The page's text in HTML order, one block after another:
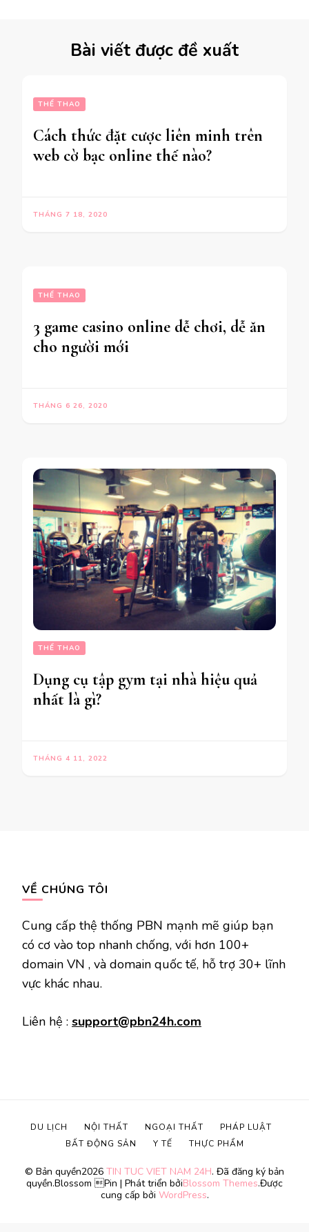
Bài viết được đề xuất
THỂ THAO
Cách thức đặt cược liên minh trên
web cờ bạc online thế nào?
THÁNG 7 18, 2020
THỂ THAO
3 game casino online dễ chơi, dễ ăn
cho người mới
THÁNG 6 26, 2020
THỂ THAO
Dụng cụ tập gym tại nhà hiệu quả
nhất là gì?
THÁNG 4 11, 2022
VỀ CHÚNG TÔI
Cung cấp thệ thống PBN mạnh mẽ giúp bạn
có cơ vào top nhanh chống, với hơn 100+
domain VN , và domain quốc tế, hỗ trợ 30+ lĩnh
vực khác nhau.
Liên hệ : support@pbn24h.com
© Bản quyền2026 TIN TUC VIET NAM 24H. Đã đăng ký bản
quyền.Blossom Pin | Phát triển bởiBlossom Themes.Được
cung cấp bởi WordPress.
DU LỊCH NỘI THẤT NGOẠI THẤT
PHÁP LUẬT
BẤT ĐỘNG SẢN
Y TẾ THỰC PHẨM